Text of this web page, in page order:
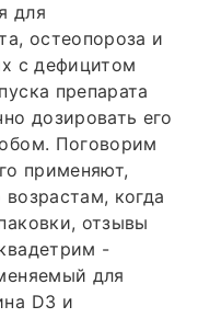
для
остеопороза и
с дефицитом
препарата
дозировать его
Поговорим
применяют,
когда
отзывы
-
для
D3 и